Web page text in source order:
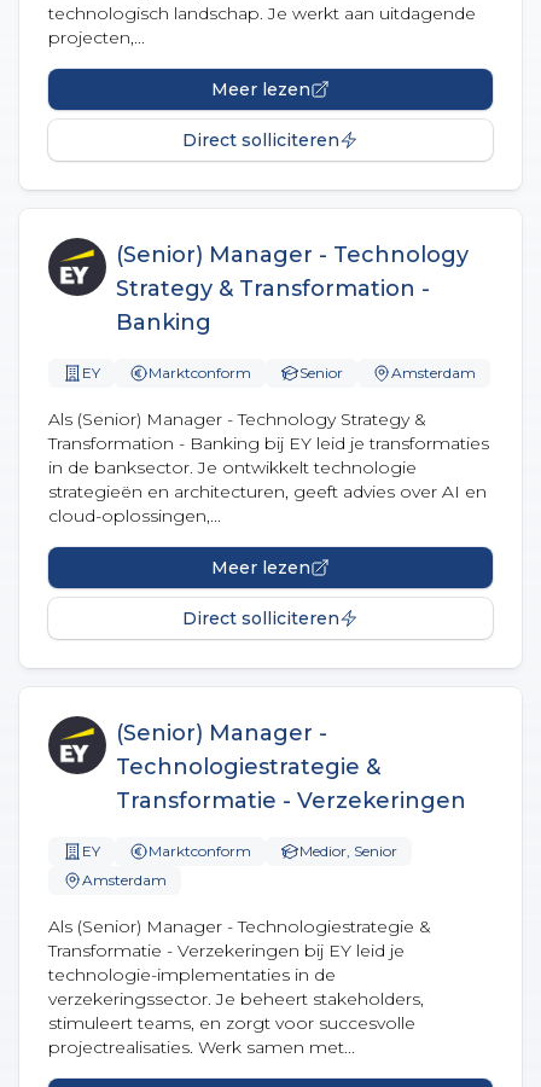
technologisch landschap. Je werkt aan uitdagende
projecten,...
Meer lezen
Direct solliciteren
(Senior) Manager - Technology
Strategy & Transformation -
Banking
EY Marktconform Senior Amsterdam
Als (Senior) Manager - Technology Strategy &
Transformation - Banking bij EY leid je transformaties
in de banksector. Je ontwikkelt technologie
strategieën en architecturen, geeft advies over AI en
cloud-oplossingen,...
Meer lezen
Direct solliciteren
(Senior) Manager -
Technologiestrategie &
Transformatie - Verzekeringen
EY Marktconform
Medior, Senior
Amsterdam
Als (Senior) Manager - Technologiestrategie &
Transformatie - Verzekeringen bij EY leid je
technologie-implementaties in de
verzekeringssector. Je beheert stakeholders,
stimuleert teams, en zorgt voor succesvolle
projectrealisaties. Werk samen met...